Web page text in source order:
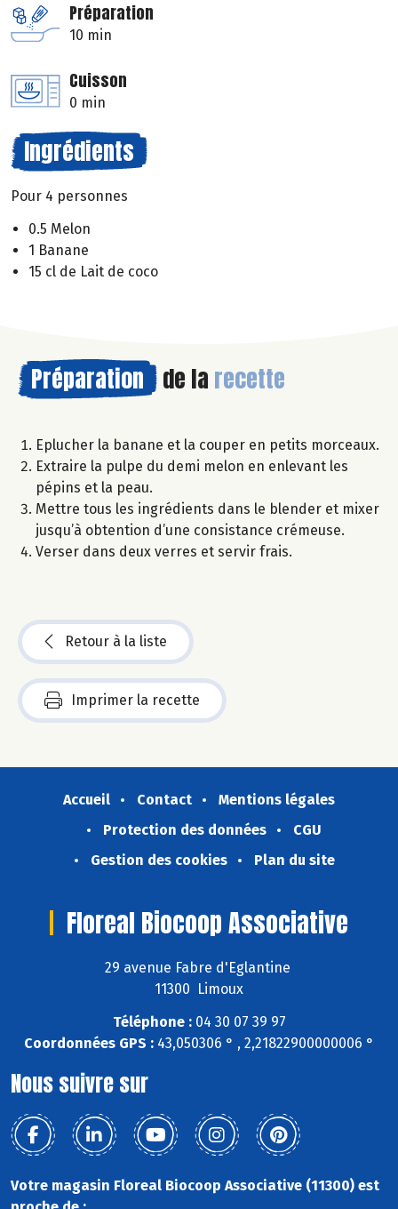
Préparation
10 min
Cuisson
0 min
Ingrédients
Pour 4 personnes
0.5 Melon
1 Banane
15 cl de Lait de coco
Préparation de la recette
Eplucher la banane et la couper en petits morceaux.
Extraire la pulpe du demi melon en enlevant les
pépins et la peau.
Mettre tous les ingrédients dans le blender et mixer
jusqu’à obtention d’une consistance crémeuse.
Verser dans deux verres et servir frais.
Retour à la liste
Imprimer la recette
Accueil Contact
Mentions légales
Protection des données
CGU
Gestion des cookies
Plan du site
Floreal Biocoop Associative
29 avenue Fabre d'Eglantine
11300 Limoux
Téléphone :04 30 07 39 97
Coordonnées GPS : 43,050306 ° , 2,21822900000006 °
Nous suivre sur
Votre magasin Floreal Biocoop Associative (11300) est